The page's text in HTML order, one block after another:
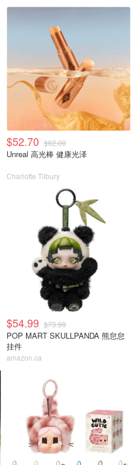
$52.70 $62.00
Unreal 高光棒 健康光泽
Charlotte Tilbury
$54.99 $73.99
POP MART SKULLPANDA 熊怠怠
挂件
amazon.ca